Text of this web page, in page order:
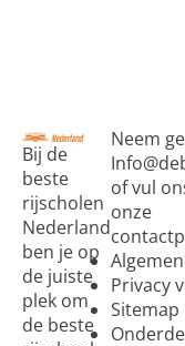
Bij de
beste
rijscholen
Nederland
ben je op
de juiste
plek om
de beste
Neem
of vul
onze
Privacy
Sitemap